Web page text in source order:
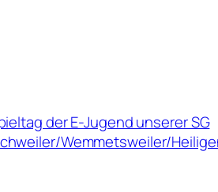
der E-Jugend unserer SG
Wemmetsweiler/